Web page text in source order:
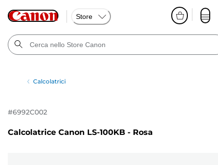
Store
Calcolatrici
#6992C002
Calcolatrice Canon LS-100KB - Rosa